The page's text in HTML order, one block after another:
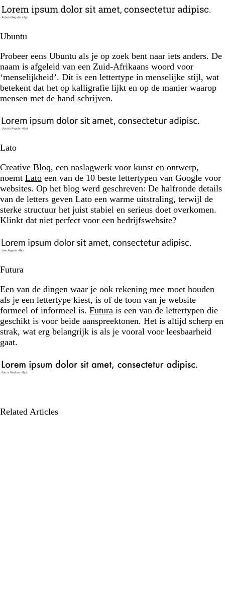
Ubuntu
Probeer eens Ubuntu als je op zoek bent naar iets anders. De
naam is afgeleid van een Zuid-Afrikaans woord voor
‘menselijkheid’. Dit is een lettertype in menselijke stijl, wat
betekent dat het op kalligrafie lijkt en op de manier waarop
mensen met de hand schrijven.
Lato
Creative Bloq, een naslagwerk voor kunst en ontwerp,
noemt Lato een van de 10 beste lettertypen van Google voor
websites. Op het blog werd geschreven: De halfronde details
van de letters geven Lato een warme uitstraling, terwijl de
sterke structuur het juist stabiel en serieus doet overkomen.
Klinkt dat niet perfect voor een bedrijfswebsite?
Futura
Een van de dingen waar je ook rekening mee moet houden
als je een lettertype kiest, is of de toon van je website
formeel of informeel is. Futura is een van de lettertypen die
geschikt is voor beide aanspreektonen. Het is altijd scherp en
strak, wat erg belangrijk is als je vooral voor leesbaarheid
gaat.
Related Articles